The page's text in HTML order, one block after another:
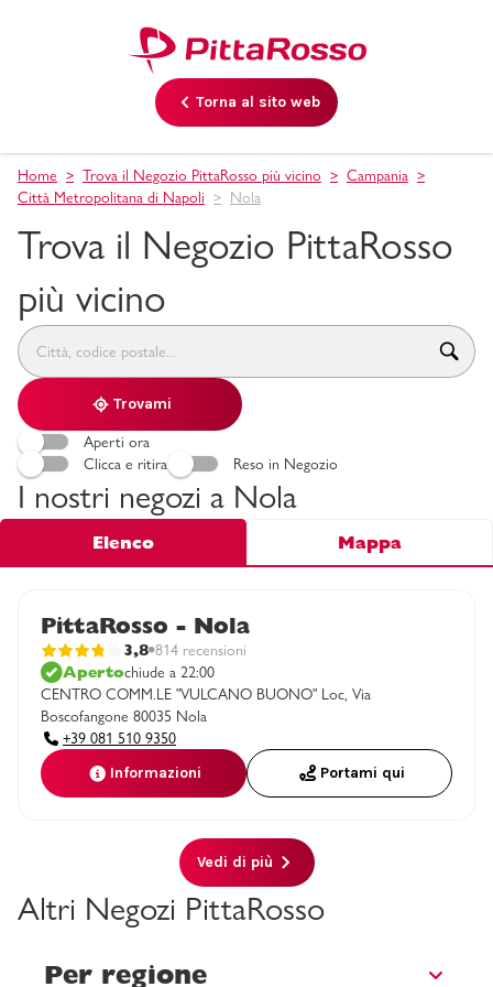
Torna al sito web
Home Trova il Negozio PittaRosso più vicino
Campania
Città Metropolitana di Napoli
Nola
Trova il Negozio PittaRosso
più vicino
accessibility.searchform.label.searchform
accessibility.searchform.label.searchinput
accessibility.searchform.autocomplete_status
Trovami
Aperti ora
Clicca e ritira
Reso in Negozio
I nostri negozi a Nola
Elenco Mappa
PittaRosso - Nola
3,8 814 recensioni
Apertochiude a 22:00
CENTRO COMM.LE "VULCANO BUONO" Loc, Via
Boscofangone 80035 Nola
+39 081 510 9350
Informazioni Portami qui
Vedi di più
Altri Negozi PittaRosso
Per regione